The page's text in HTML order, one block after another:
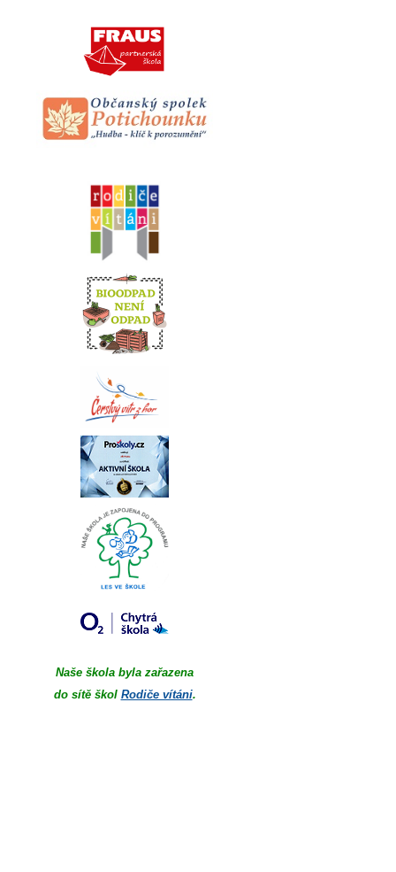
Naše škola byla zařazena
do sítě škol Rodiče vítáni.